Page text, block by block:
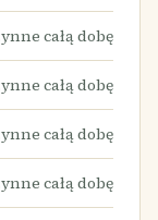
całą dobę
całą dobę
całą dobę
całą dobę